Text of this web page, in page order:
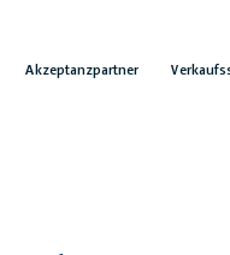
Akzeptanzpartner